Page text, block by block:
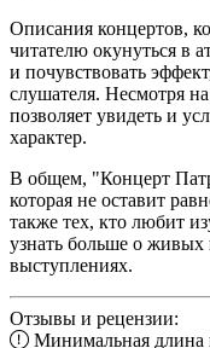
Описания концертов,
читателю окунуться в
и почувствовать
слушателя. Несмотря
позволяет увидеть и
характер.
В общем, "Концерт
которая не оставит
также тех, кто любит
узнать больше о
выступлениях.
Отзывы и рецензии:
Минимальная длина